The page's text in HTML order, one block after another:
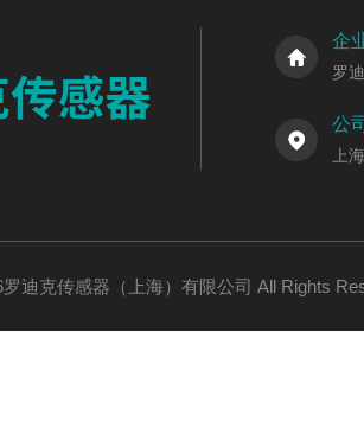
企
罗
公
上
罗迪克传感器（上海）有限公司 All Rights